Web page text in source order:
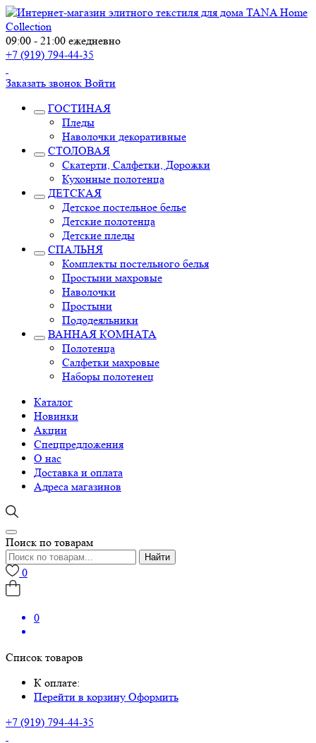
09:00 - 21:00 ежедневно
+7 (919) 794-44-35
Заказать звонок Войти
ГОСТИНАЯ
Пледы
Наволочки декоративные
СТОЛОВАЯ
Скатерти, Салфетки, Дорожки
Кухонные полотенца
ДЕТСКАЯ
Детское постельное белье
Детские полотенца
Детские пледы
СПАЛЬНЯ
Комплекты постельного белья
Простыни махровые
Наволочки
Простыни
Пододеяльники
ВАННАЯ КОМНАТА
Полотенца
Салфетки махровые
Наборы полотенец
Каталог
Новинки
Акции
Спецпредложения
О нас
Доставка и оплата
Адреса магазинов
Поиск по товарам
Найти
0
0
Список товаров
К оплате:
Перейти в корзину Оформить
+7 (919) 794-44-35